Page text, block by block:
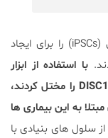
محققان سلول‌های بنیادی پرتوان القایی انسان (iPSCs) را برای ایجاد
با استفاده از ابزار
(CRISPR-Cas9)، آن‌ها DISC1 را مختل کردند،
به این بیماری ها
سلول های بنیادی با